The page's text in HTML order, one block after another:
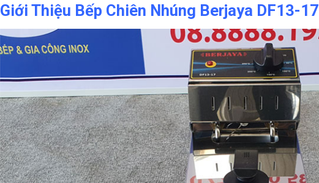
Giới Thiệu Bếp Chiên Nhúng Berjaya DF13-17